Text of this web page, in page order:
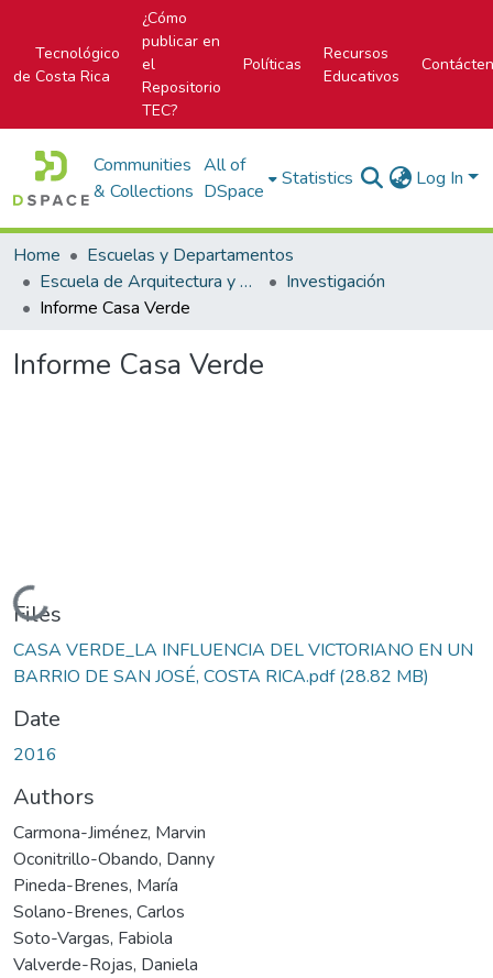
Tecnológico
de Costa Rica
¿Cómo
publicar en
el
Repositorio
TEC?
Políticas
Recursos
Educativos
Communities
& Collections
All of
DSpace
Statistics Log In
Home
Escuelas y Departamentos
Escuela de Arquitectura y Urbanismo
Investigación
Informe Casa Verde
Informe Casa Verde
Loading...
Files
CASA VERDE_LA INFLUENCIA DEL VICTORIANO EN UN
BARRIO DE SAN JOSÉ, COSTA RICA.pdf(28.82 MB)
Date
2016
Authors
Carmona-Jiménez, Marvin
Oconitrillo-Obando, Danny
Pineda-Brenes, María
Solano-Brenes, Carlos
Soto-Vargas, Fabiola
Valverde-Rojas, Daniela